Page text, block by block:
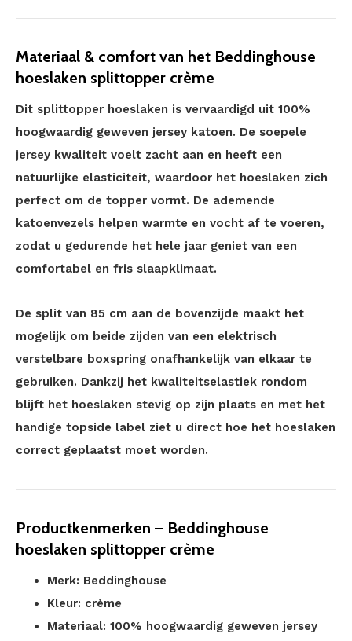
Materiaal & comfort van het Beddinghouse
hoeslaken splittopper crème
Dit splittopper hoeslaken is vervaardigd uit 100%
hoogwaardig geweven jersey katoen. De soepele
jersey kwaliteit voelt zacht aan en heeft een
natuurlijke elasticiteit, waardoor het hoeslaken zich
perfect om de topper vormt. De ademende
katoenvezels helpen warmte en vocht af te voeren,
zodat u gedurende het hele jaar geniet van een
comfortabel en fris slaapklimaat.
De split van 85 cm aan de bovenzijde maakt het
mogelijk om beide zijden van een elektrisch
verstelbare boxspring onafhankelijk van elkaar te
gebruiken. Dankzij het kwaliteitselastiek rondom
blijft het hoeslaken stevig op zijn plaats en met het
handige topside label ziet u direct hoe het hoeslaken
correct geplaatst moet worden.
Productkenmerken – Beddinghouse
hoeslaken splittopper crème
Merk: Beddinghouse
Kleur: crème
Materiaal: 100% hoogwaardig geweven jersey